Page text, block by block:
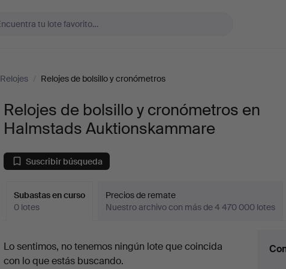
Relojes / Relojes de bolsillo y cronómetros
Relojes de bolsillo y cronómetros en
Halmstads Auktionskammare
Suscribir búsqueda
Subastas en curso
0 lotes
Precios de remate
Nuestro archivo con más de 4 470 000 lotes
Subastas
en
Lo sentimos, no tenemos ningún lote que coincida
con lo que estás buscando.